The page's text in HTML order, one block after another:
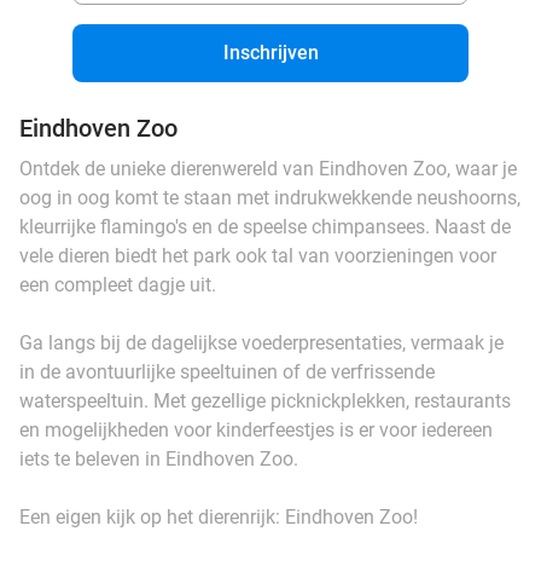
Inschrijven
Eindhoven Zoo
Ontdek de unieke dierenwereld van Eindhoven Zoo, waar je
oog in oog komt te staan met indrukwekkende neushoorns,
kleurrijke flamingo's en de speelse chimpansees. Naast de
vele dieren biedt het park ook tal van voorzieningen voor
een compleet dagje uit.
Ga langs bij de dagelijkse voederpresentaties, vermaak je
in de avontuurlijke speeltuinen of de verfrissende
waterspeeltuin. Met gezellige picknickplekken, restaurants
en mogelijkheden voor kinderfeestjes is er voor iedereen
iets te beleven in Eindhoven Zoo.
Een eigen kijk op het dierenrijk: Eindhoven Zoo!